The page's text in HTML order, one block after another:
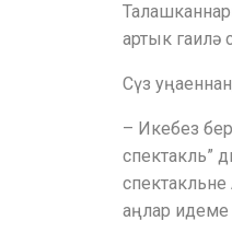
артык гаилә
Сүз
– Икебез
спектакль”
аңлар идеме